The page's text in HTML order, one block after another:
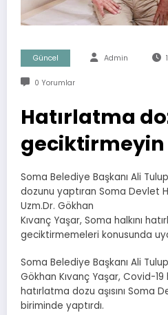
Güncel Admin
0 Yorumlar
Hatırlatma
geciktirmeyin
Soma Belediye Başkanı Ali
dozunu yaptıran Soma Devlet
Uzm.Dr. Gökhan
Kıvanç Yaşar, Soma halkını
geciktirmemeleri konusunda
Soma Belediye Başkanı Ali
Gökhan Kıvanç Yaşar, Covid-19
hatırlatma dozu aşısını Soma
biriminde yaptırdı.